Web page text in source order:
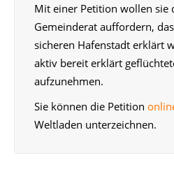
Mit einer Petition wollen sie
Gemeinderat auffordern,
sicheren Hafenstadt erklärt
aktiv bereit erklärt
aufzunehmen.
Sie können die Petition
Weltladen unterzeichnen.